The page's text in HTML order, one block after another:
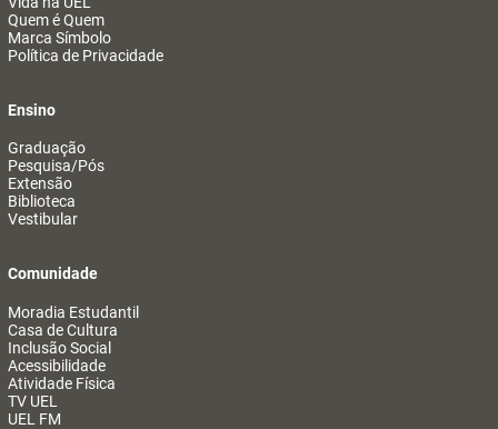
Quem é Quem
Marca Símbolo
Política de Privacidade
Ensino
Graduação
Pesquisa/Pós
Extensão
Biblioteca
Vestibular
Comunidade
Moradia Estudantil
Casa de Cultura
Inclusão Social
Acessibilidade
Atividade Física
TV UEL
UEL FM